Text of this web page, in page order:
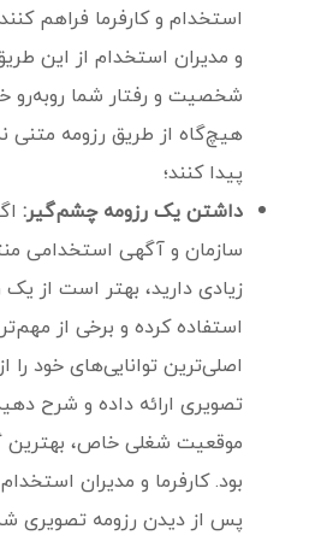
استخدام و کارفرما فراهم
و مدیران استخدام از این
شخصیت و رفتار شما روبه‌رو
هیچ‌گاه از طریق رزومه متنی
پیدا کنند؛
داشتن یک رزومه چشم‌گیر:
سازمان و آگهی استخدامی
زیادی دارید، بهتر است از یک
استفاده کرده و برخی از
اصلی‌ترین توانایی‌های خود را
تصویری ارائه داده و شرح
موقعیت شغلی خاص، بهترین
بود. کارفرما و مدیران
پس از دیدن رزومه تصویری